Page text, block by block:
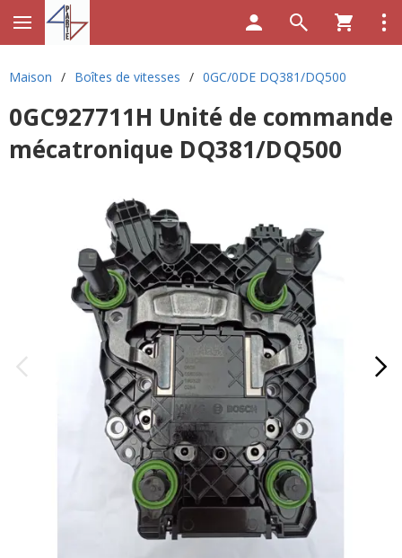
Maison / Boîtes de vitesses / 0GC/0DE DQ381/DQ500
0GC927711H Unité de commande
mécatronique DQ381/DQ500